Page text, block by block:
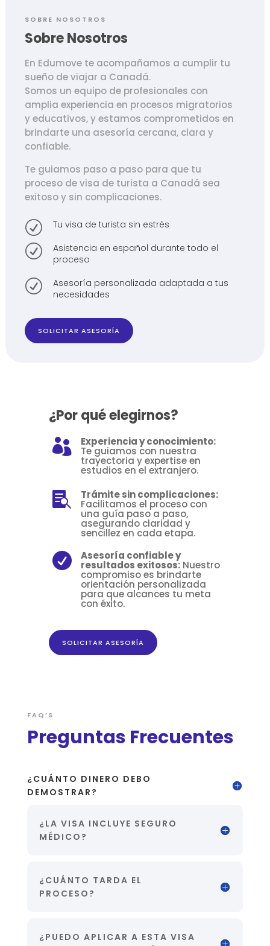
SOBRE NOSOTROS
Sobre Nosotros
En Edumove te acompañamos a cumplir tu
sueño de viajar a Canadá.
Somos un equipo de profesionales con
amplia experiencia en procesos migratorios
y educativos, y estamos comprometidos en
brindarte una asesoría cercana, clara y
confiable.
Te guiamos paso a paso para que tu
proceso de visa de turista a Canadá sea
exitoso y sin complicaciones.
R Tu visa de turista sin estrés
R
Asistencia en español durante todo el
proceso
R
Asesoría personalizada adaptada a tus
necesidades
SOLICITAR ASESORÍA
¿Por qué elegirnos?
 Experiencia y conocimiento:
Te guiamos con nuestra
trayectoria y expertise en
estudios en el extranjero.
 Trámite sin complicaciones:
Facilitamos el proceso con
una guía paso a paso,
asegurando claridad y
sencillez en cada etapa.
 Asesoría confiable y
resultados exitosos:Nuestro
compromiso es brindarte
orientación personalizada
para que alcances tu meta
con éxito.
SOLICITAR ASESORÍA
FAQ’S
Preguntas Frecuentes
¿CUÁNTO DINERO DEBO
DEMOSTRAR?
¿LA VISA INCLUYE SEGURO
MÉDICO?
¿CUÁNTO TARDA EL
PROCESO?
¿PUEDO APLICAR A ESTA VISA